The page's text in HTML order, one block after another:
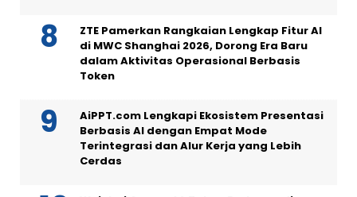
ZTE Pamerkan Rangkaian Lengkap Fitur AI
di MWC Shanghai 2026, Dorong Era Baru
dalam Aktivitas Operasional Berbasis
Token
AiPPT.com Lengkapi Ekosistem Presentasi
Berbasis AI dengan Empat Mode
Terintegrasi dan Alur Kerja yang Lebih
Cerdas